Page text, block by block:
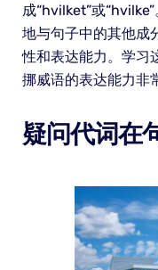
成“hvilket”或
地与句子中的其他成
性和表达能力。学习
挪威语的表达能力非
疑问代词在